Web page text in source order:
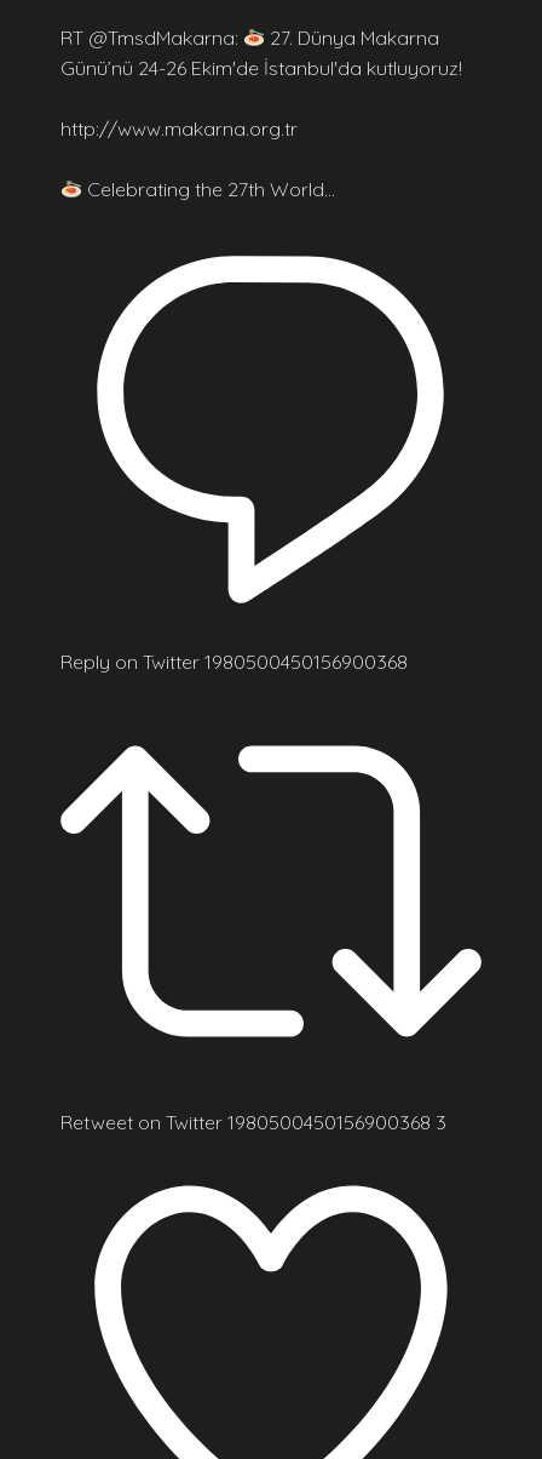
RT @TmsdMakarna:
27. Dünya Makarna
Günü’nü 24-26 Ekim'de İstanbul'da kutluyoruz!
http://www.makarna.org.tr
Celebrating the 27th World…
Reply on Twitter 1980500450156900368
Retweet on Twitter 1980500450156900368 3